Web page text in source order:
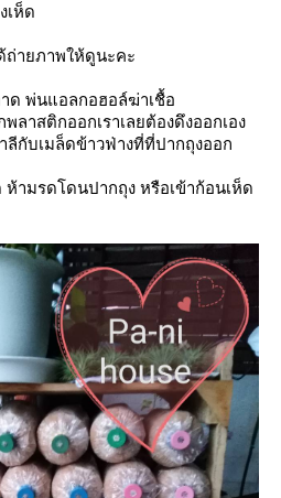
เห็ด
ถ่ายภาพให้ดูนะคะ
ด พ่นแอลกอฮอล์ฆ่าเชื้อ
ลาสติกออกเราเลยต้องดึงออกเอง
ลีกับเมล็ดข้าวฟ่างที่ที่ปากถุงออก
ามรดโดนปากถุง หรือเข้าก้อนเห็ด